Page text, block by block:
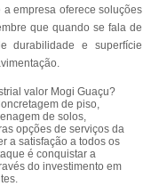
empresa oferece soluções
que quando se fala de
durabilidade e superfície
valor Mogi Guaçu?
de piso,
de solos,
opções de serviços da
a satisfação a todos os
é conquistar a
do investimento em